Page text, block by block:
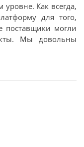
Как всегда,
для того,
поставщики могли
Мы довольны